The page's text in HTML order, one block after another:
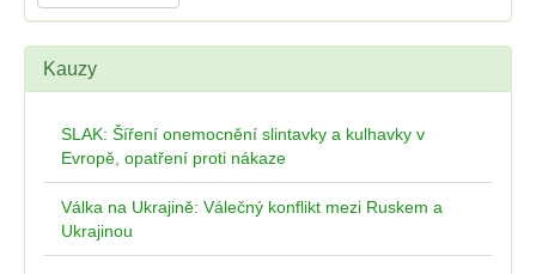
Kauzy
SLAK: Šíření onemocnění slintavky a kulhavky v
Evropě, opatření proti nákaze
Válka na Ukrajině: Válečný konflikt mezi Ruskem a
Ukrajinou